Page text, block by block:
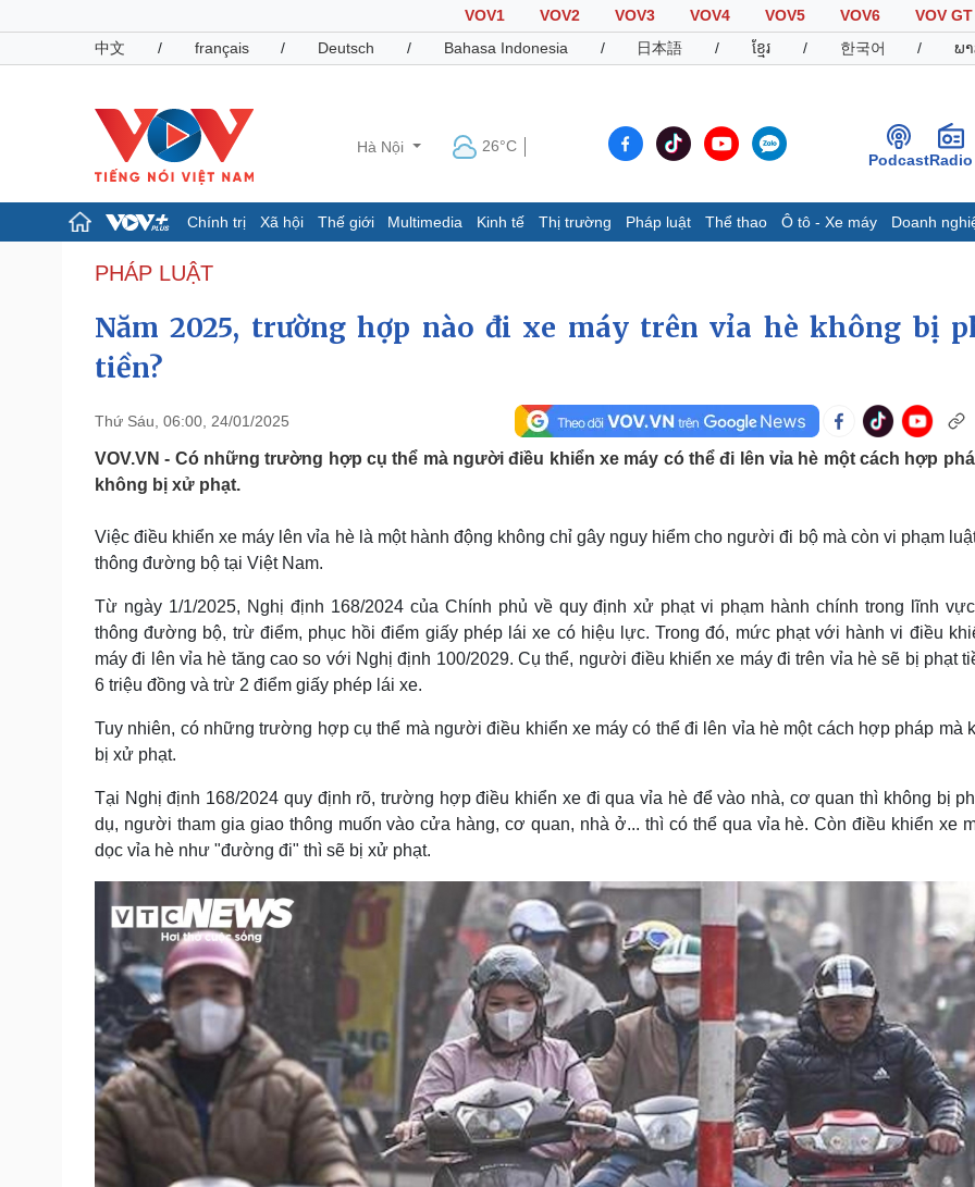
VOV1 VOV2 VOV3 VOV4 VOV5 VOV6
VOV GT
中文
/ français / Deutsch / Bahasa Indonesia / 日本語 / ខ្មែរ / 한국어 / ພ
Hà Nội 26°C
PodcastRadio
Chính trị Xã hội Thế giới Multimedia Kinh tế Thị trường Pháp luật Thể thao Ô tô - Xe máy Doanh
Chính trị
Tổ chức nhân sự
Quốc hội
Nhận diện sự thật
Dự báo thời tiết
Giáo dục
Cuộc sống đó đây
Hồ sơ
Ảnh
E-Magazine
Pháp luật
Vụ án
Tin nóng
Quân sự - Quốc phòng
Thể thao
eSports
Ô tô - Xe máy
Sức khỏe
Dinh dưỡng - món ngon
Cây thuốc
Sản phụ khoa
Nam khoa
Làm đẹp - giảm cân
Ăn sạch sống khỏe
Đời sống
Nhà đẹp
Blog
Tình yêu - Gia đình
Văn hóa
Sân khấu - Điện ảnh
Văn học
Giải trí
Nghệ sĩ
Thời trang
Cải chính
PHÁP LUẬT
Năm 2025, trường hợp nào đi xe máy trên vỉa hè không bị
tiền?
Thứ Sáu, 06:00, 24/01/2025
VOV.VN - Có những trường hợp cụ thể mà người điều khiển xe máy có thể đi lên vỉa hè một cách hợp
không bị xử phạt.
Việc điều khiển xe máy lên vỉa hè là một hành động không chỉ gây nguy hiểm cho người đi bộ mà còn vi phạm
thông đường bộ tại Việt Nam.
Từ ngày 1/1/2025, Nghị định 168/2024 của Chính phủ về quy định xử phạt vi phạm hành chính trong lĩnh
thông đường bộ, trừ điểm, phục hồi điểm giấy phép lái xe có hiệu lực. Trong đó, mức phạt với hành vi điều
máy đi lên vỉa hè tăng cao so với Nghị định 100/2029. Cụ thể, người điều khiển xe máy đi trên vỉa hè sẽ bị phạt
6 triệu đồng và trừ 2 điểm giấy phép lái xe.
Tuy nhiên, có những trường hợp cụ thể mà người điều khiển xe máy có thể đi lên vỉa hè một cách hợp pháp mà
bị xử phạt.
Tại Nghị định 168/2024 quy định rõ, trường hợp điều khiển xe đi qua vỉa hè để vào nhà, cơ quan thì không bị
dụ, người tham gia giao thông muốn vào cửa hàng, cơ quan, nhà ở... thì có thể qua vỉa hè. Còn điều khiển xe
dọc vỉa hè như "đường đi" thì sẽ bị xử phạt.